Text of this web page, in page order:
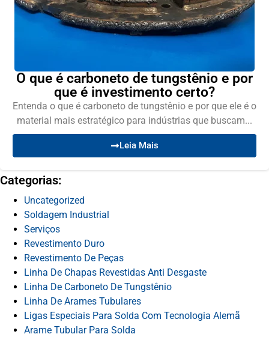
O que é carboneto de tungstênio e por
que é investimento certo?
Entenda o que é carboneto de tungstênio e por que ele é o
material mais estratégico para indústrias que buscam...
Leia Mais
Categorias:
Uncategorized
Soldagem Industrial
Serviços
Revestimento Duro
Revestimento De Peças
Linha De Chapas Revestidas Anti Desgaste
Linha De Carboneto De Tungstênio
Linha De Arames Tubulares
Ligas Especiais Para Solda Com Tecnologia Alemã
Arame Tubular Para Solda